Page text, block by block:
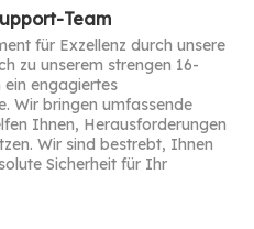
Team
für Exzellenz durch unsere
zu unserem strengen 16-
engagiertes
Wir bringen umfassende
Ihnen, Herausforderungen
Wir sind bestrebt, Ihnen
Sicherheit für Ihr